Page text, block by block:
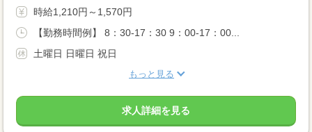
時給1,210円～1,570円
【勤務時間例】 8：30-17：30 9：00-17：00...
土曜日 日曜日 祝日
もっと見る
求人詳細を見る